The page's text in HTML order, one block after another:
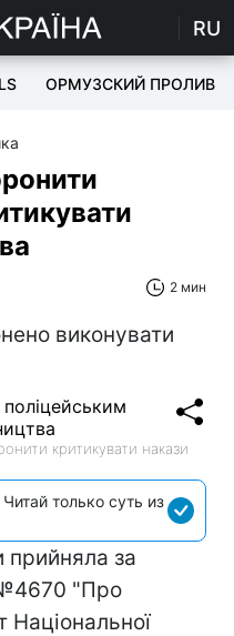
RU
ОРМУЗСКИЙ ПРОЛИВ
2 мин
виконувати
критикувати накази
только суть из
прийняла за
"Про
Національної